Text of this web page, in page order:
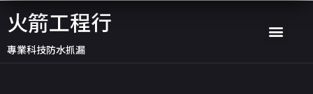
至
主
火箭工程行
專業科技防水抓漏
選
單